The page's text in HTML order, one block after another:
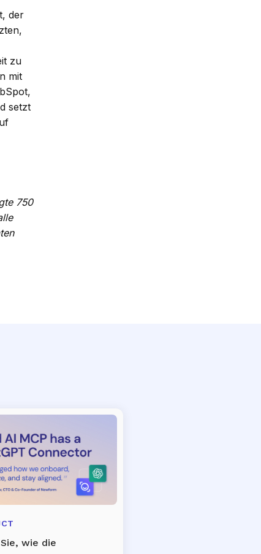
der
zu
mit
setzt
750
wie die